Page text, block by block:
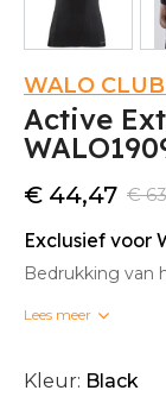
WALO
Active
€
€ 44,47
Exclusief voor
Bedrukking van
Bedrukte
Lees meer
Kleur: Black